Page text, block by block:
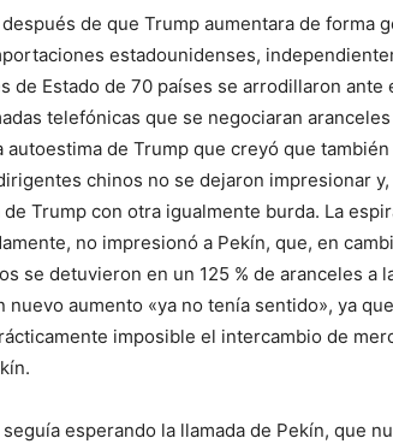
de que Trump aumentara de forma
estadounidenses,
de Estado de 70 países se arrodillaron
telefónicas que se negociaran
autoestima de Trump que creyó que
chinos no se dejaron impresionar
Trump con otra igualmente burda. La
no impresionó a Pekín, que, en
se detuvieron en un 125 % de aranceles a
nuevo aumento «ya no tenía sentido», ya
imposible el intercambio de
esperando la llamada de Pekín, que